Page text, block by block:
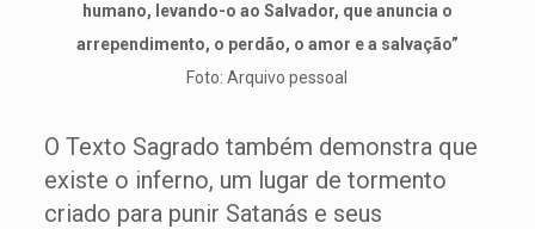
humano, levando-o ao Salvador, que anuncia o
arrependimento, o perdão, o amor e a salvação”
Foto: Arquivo pessoal
O Texto Sagrado também demonstra que
existe o inferno, um lugar de tormento
criado para punir Satanás e seus